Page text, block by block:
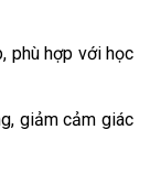
phù hợp với học
giảm cảm giác